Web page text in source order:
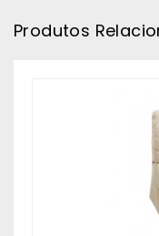
Produtos